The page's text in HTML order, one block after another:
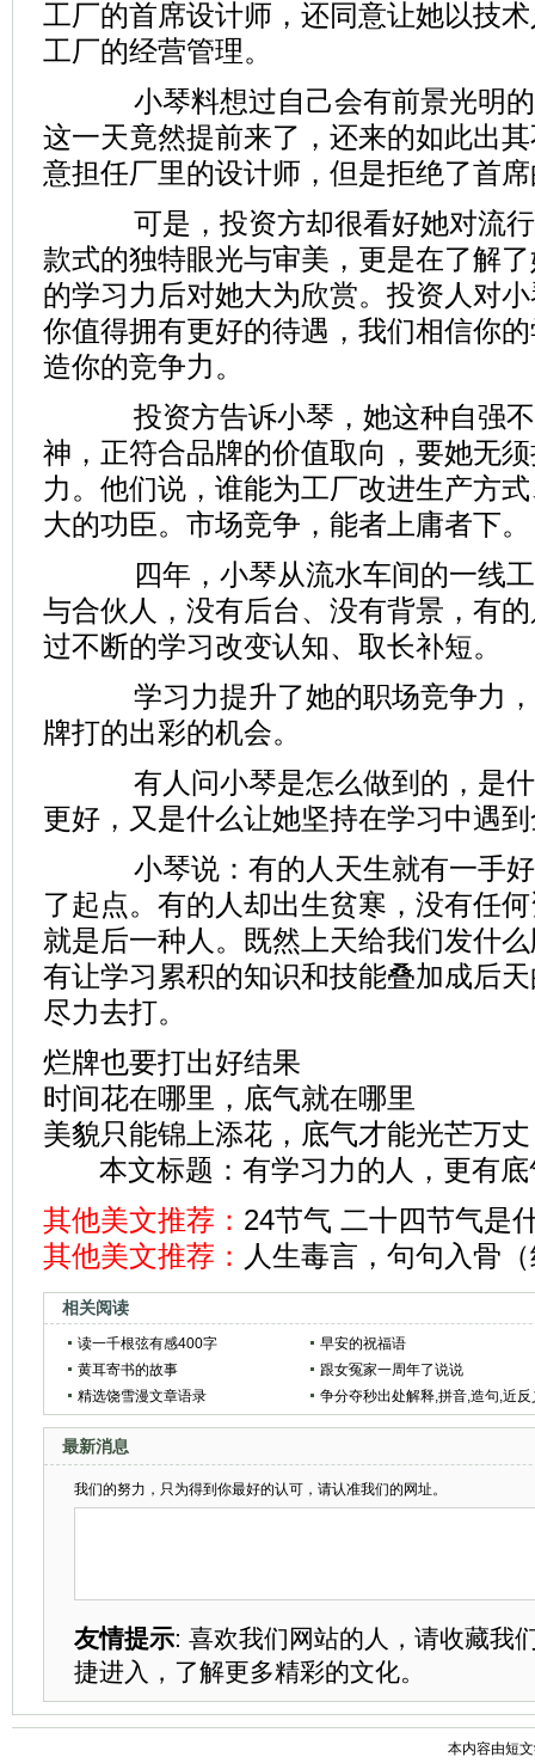
工厂的首席设计师，还同意让她以技
工厂的经营管理。
小琴料想过自己会有前景光明的
这一天竟然提前来了，还来的如此出
意担任厂里的设计师，但是拒绝了首
可是，投资方却很看好她对流行
款式的独特眼光与审美，更是在了解
的学习力后对她大为欣赏。投资人对
你值得拥有更好的待遇，我们相信你
造你的竞争力。
投资方告诉小琴，她这种自强不
神，正符合品牌的价值取向，要她无
力。他们说，谁能为工厂改进生产方
大的功臣。市场竞争，能者上庸者下。
四年，小琴从流水车间的一线工
与合伙人，没有后台、没有背景，有
过不断的学习改变认知、取长补短。
学习力提升了她的职场竞争力，
牌打的出彩的机会。
有人问小琴是怎么做到的，是什
更好，又是什么让她坚持在学习中遇
小琴说：有的人天生就有一手好
了起点。有的人却出生贫寒，没有任
就是后一种人。既然上天给我们发什
有让学习累积的知识和技能叠加成后
尽力去打。
烂牌也要打出好结果
时间花在哪里，底气就在哪里
美貌只能锦上添花，底气才能光芒万丈
本文标题： 有学习力的人，更有
其他美文推荐： 24节气 二十四节气是
其他美文推荐： 人生毒言，句句入骨
相关阅读
读一千根弦有感400字
早安的祝福语
黄耳寄书的故事
跟女冤家一周年了说说
精选饶雪漫文章语录
争分夺秒出处解释,拼音,造句,近反
最新消息
我们的努力，只为得到你最好的认可，请认准我们的网址。
友情提示: 喜欢我们网站的人，请收藏我
捷进入，了解更多精彩的文化。
本内容由短